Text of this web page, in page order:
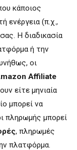
κάποιος
ενέργεια (π.χ.,
Η διαδικασία
ή την
οι
Affiliate
είτε μηνιαία
μπορεί να
πληρωμής μπορεί
, πληρωμές
πλατφόρμα.